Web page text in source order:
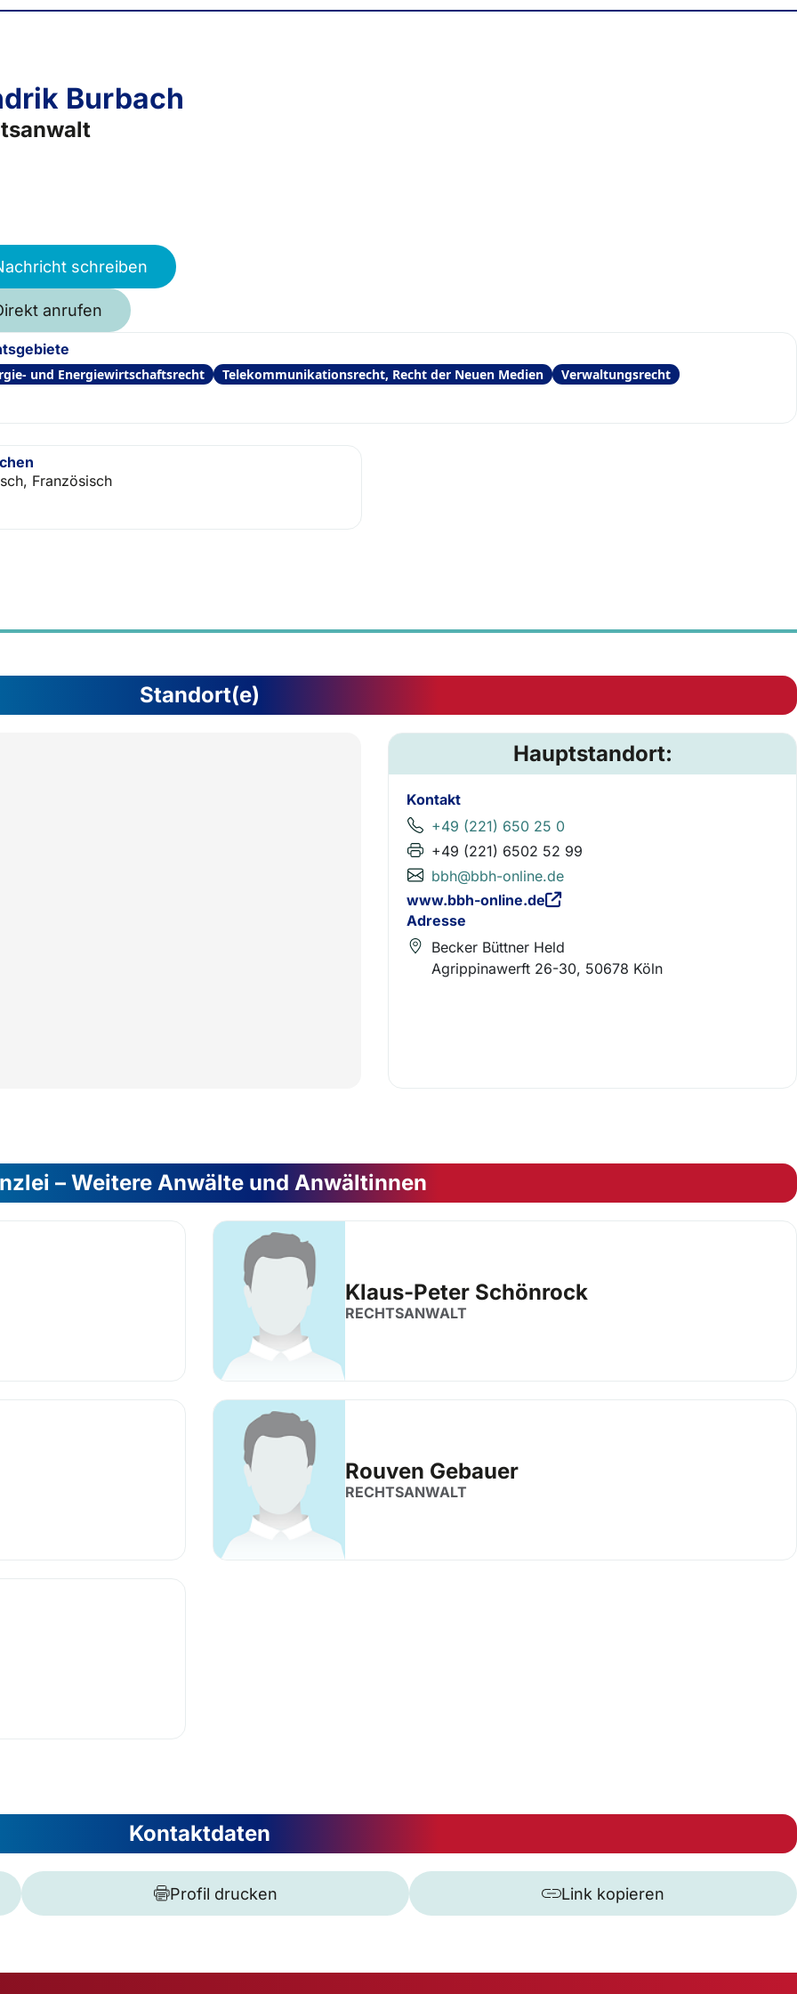
Burbach
schreiben
anrufen
und Energiewirtschaftsrecht Telekommunikationsrecht, Recht der Neuen Medien Verwaltungsrecht
Französisch
Standort(e)
Hauptstandort:
Kontakt
+49 (221) 650 25 0
+49 (221) 6502 52 99
bbh@bbh-online.de
www.bbh-online.de
Adresse
Becker Büttner Held
Agrippinawerft 26-30, 50678 Köln
– Weitere Anwälte und Anwältinnen
Klaus-Peter Schönrock
RECHTSANWALT
Rouven Gebauer
RECHTSANWALT
Kontaktdaten
Profil drucken Link kopieren